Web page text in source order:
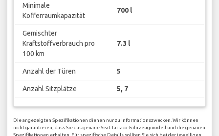
Minimale
Kofferraumkapazität
700 l
Gemischter
Kraftstoffverbrauch pro
100 km
7.3 l
Anzahl der Türen 5
Anzahl Sitzplätze 5, 7
Die angezeigten Spezifikationen dienen nur zu Informationszwecken. Wir können
nicht garantieren, dass Sie das genaue Seat Tarraco-Fahrzeugmodell und die genauen
Spezifikationen erhalten. Für spezifische Details sollten Sie sich bei der jeweiligen